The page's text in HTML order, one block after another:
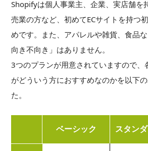
Shopifyは個人事業主、企業、実店舗を
売業の方など、初めてECサイトを持つ
めです。また、アパレルや雑貨、食品
向き不向き」はありません。
3つのプランが用意されていますので、
がどういう方におすすめなのかを以下
た。
ベーシック スタン